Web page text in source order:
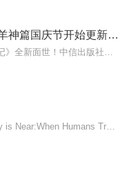
小猪屏蓬十二生肖神8 羊神篇国庆节开始更新啦！